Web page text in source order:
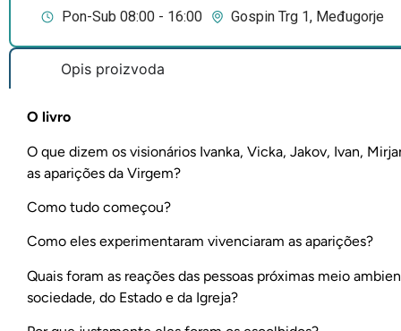
Pon-Sub 08:00 - 16:00
Gospin Trg 1, Međugorje
Opis proizvoda
O livro
O que dizem os visionários Ivanka, Vicka, Jakov, Ivan,
as aparições da Virgem?
Como tudo começou?
Como eles experimentaram vivenciaram as aparições?
Quais foram as reações das pessoas próximas meio
sociedade, do Estado e da Igreja?